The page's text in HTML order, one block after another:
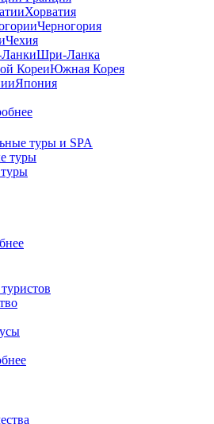
Хорватия
Черногория
Чехия
Шри-Ланка
Южная Корея
Япония
туры и SPA
туры